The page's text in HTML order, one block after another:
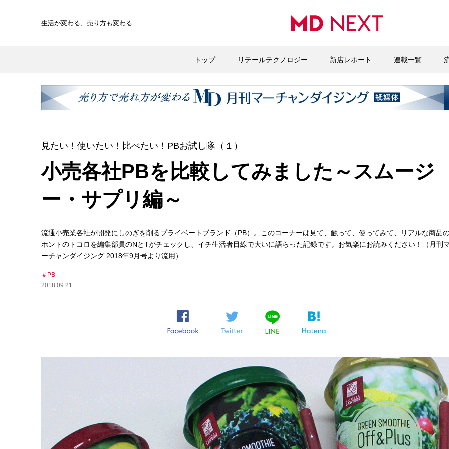
生活が変わる、 売り方も変わる
トップ リテールテクノロジー 新店レポート 連載一覧
見たい！使いたい！比べたい！PBお試し隊（１）
小売各社PBを比較してみました～スムージ
ー・サプリ編～
流通小売業各社が開発にしのぎを削るプライベートブランド（PB）。このコーナーは見て、触って、使ってみて、リアルな商品
ホントのトコロを編集部員のNとTがチェックし、イチ生活者目線で大いに語らった記録です。お気楽にお読みください！（月刊
ーチャンダイジング 2018年9月号より流用）
PB
2018.09.21